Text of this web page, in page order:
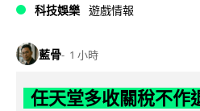
科技娛樂 遊戲情報
藍骨 1 小時
任天堂多收關稅不